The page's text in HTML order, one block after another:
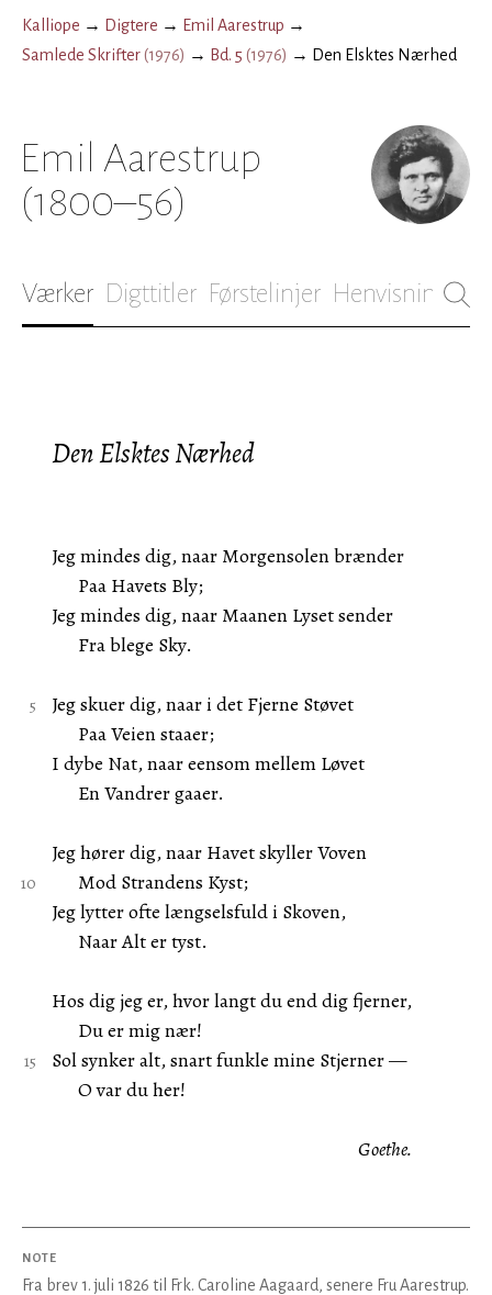
Kalliope → Digtere → Emil Aarestrup →
Samlede Skrifter(1976) → Bd. 5 (1976) → Den Elsktes Nærhed
Emil Aarestrup
(1800–56)
Værker Digttitler Førstelinjer Henvisninger
Den Elsktes Nærhed
Jeg mindes dig, naar Morgensolen brænder
Paa Havets Bly;
Jeg mindes dig, naar Maanen Lyset sender
Fra blege Sky.
Jeg skuer dig, naar i det Fjerne Støvet
Paa Veien staaer;
I dybe Nat, naar eensom mellem Løvet
En Vandrer gaaer.
Jeg hører dig, naar Havet skyller Voven
Mod Strandens Kyst;
Jeg lytter ofte længselsfuld i Skoven,
Naar Alt er tyst.
Hos dig jeg er, hvor langt du end dig fjerner,
Du er mig nær!
Sol synker alt, snart funkle mine Stjerner —
O var du her!
Goethe.
NOTE
Fra brev 1. juli 1826 til Frk. Caroline Aagaard, senere Fru Aarestrup.